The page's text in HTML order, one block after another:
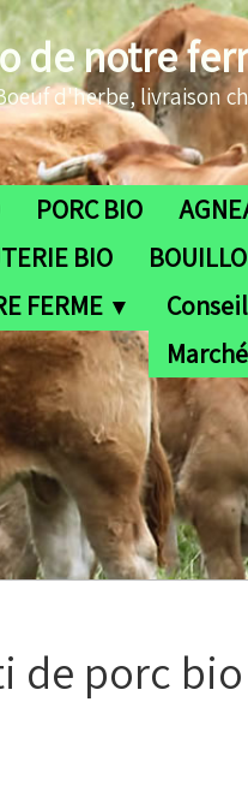
de notre
d'herbe, livraison
PORC BIO
BIO
FERME ▼
de porc